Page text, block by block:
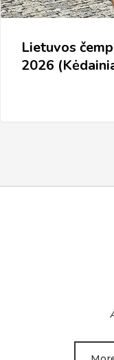
(Kėdainiai)
Lietuvos
2026